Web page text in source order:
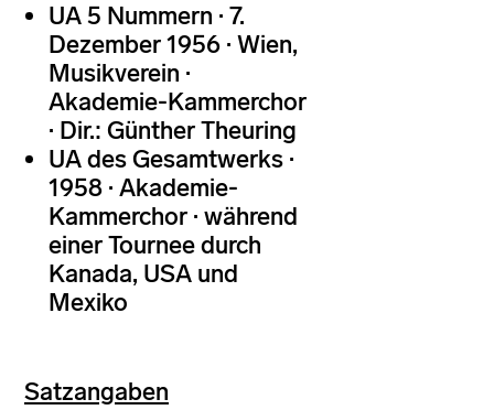
UA 5 Nummern · 7.
Dezember 1956 · Wien,
Musikverein ·
Akademie-Kammerchor
· Dir.: Günther Theuring
UA des Gesamtwerks ·
1958 · Akademie-
Kammerchor · während
einer Tournee durch
Kanada, USA und
Mexiko
Satzangaben